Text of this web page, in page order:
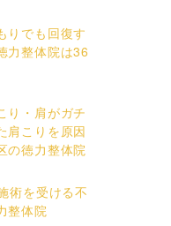
りでも回復す
力整体院は36
り・肩がガチ
肩こりを原因
の徳力整体院
術を受ける不
整体院